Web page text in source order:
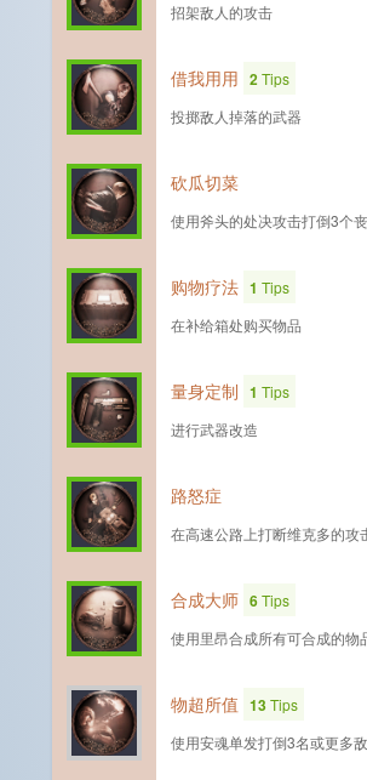
招架敌人的攻击
借我用用 2Tips
投掷敌人掉落的武器
砍瓜切菜
使用斧头的处决攻击打倒3个
购物疗法 1 Tips
在补给箱处购买物品
量身定制 1 Tips
进行武器改造
路怒症
在高速公路上打断维克多的攻
合成大师 6Tips
使用里昂合成所有可合成的物
物超所值 13Tips
使用安魂单发打倒3名或更多